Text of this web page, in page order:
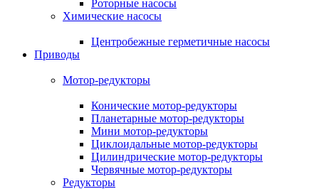
Роторные насосы
Химические насосы
Центробежные герметичные насосы
Приводы
Мотор-редукторы
Конические мотор-редукторы
Планетарные мотор-редукторы
Мини мотор-редукторы
Циклоидальные мотор-редукторы
Цилиндрические мотор-редукторы
Червячные мотор-редукторы
Редукторы